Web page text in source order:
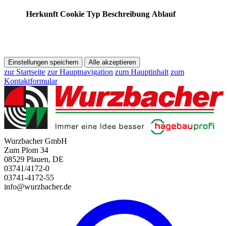
Herkunft Cookie Typ Beschreibung Ablauf
Einstellungen speichern Alle akzeptieren
zur Startseite zur Hauptnavigation zum Hauptinhalt zum
Kontaktformular
Wurzbacher GmbH
Zum Plom 34
08529 Plauen, DE
03741/4172-0
03741-4172-55
info@wurzbacher.de